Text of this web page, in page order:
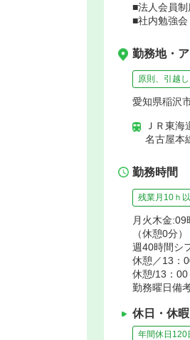
■法人会員
■社内勉強
勤務地・
原則、引越
愛知県稲沢
ＪＲ東
名古屋本
勤務時間
残業月10ｈ
月火木金
（休憩0分）
週40時間シ
休憩／13：
休憩/13：
勤務曜日備
休日・休暇
年間休日120